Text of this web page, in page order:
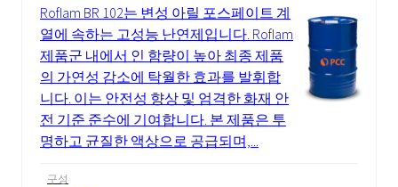
Roflam BR 102는 변성 아릴 포스페이트 계
열에 속하는 고성능 난연제입니다. Roflam
제품군 내에서 인 함량이 높아 최종 제품
의 가연성 감소에 탁월한 효과를 발휘합
니다. 이는 안전성 향상 및 엄격한 화재 안
전 기준 준수에 기여합니다. 본 제품은 투
명하고 균질한 액상으로 공급되며,...
구성